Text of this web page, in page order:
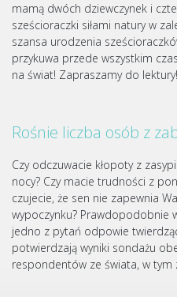
mamą dwóch dziewczynek i
sześcioraczki siłami natury w
szansa urodzenia
przykuwa przede wszystkim
na świat! Zapraszamy do lektury!
Rośnie liczba osób z
Czy odczuwacie kłopoty z
nocy? Czy macie trudności z
czujecie, że sen nie zapewnia
wypoczynku? Prawdopodobnie
jedno z pytań odpowie
potwierdzają wyniki sondażu
respondentów ze świata, w tym